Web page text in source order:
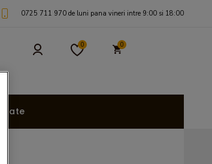
0725 711 970 de luni pana vineri intre 9:00 si 18:00
0 0